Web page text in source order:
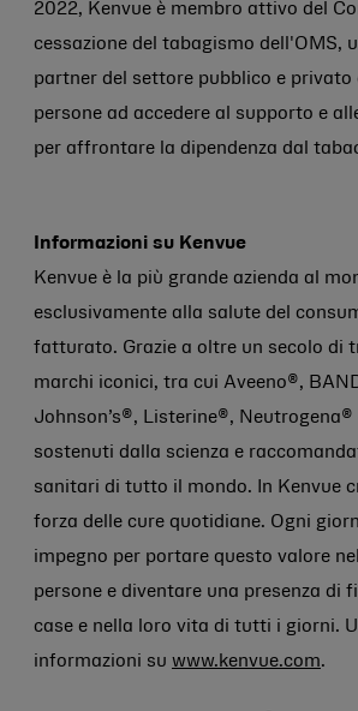
2022, Kenvue è membro attivo del
cessazione del tabagismo dell'OMS,
partner del settore pubblico e privato
persone ad accedere al supporto e
per affrontare la dipendenza dal
Informazioni su Kenvue
Kenvue è la più grande azienda al
esclusivamente alla salute del
fatturato. Grazie a oltre un secolo di
marchi iconici, tra cui Aveeno®,
Johnson’s®, Listerine®, Neutrogena®
sostenuti dalla scienza e
sanitari di tutto il mondo. In Kenvue
forza delle cure quotidiane. Ogni
impegno per portare questo valore
persone e diventare una presenza di
case e nella loro vita di tutti i giorni.
informazioni su www.kenvue.com.